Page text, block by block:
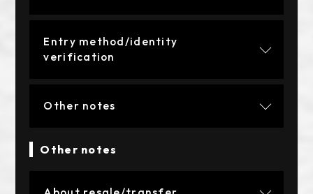
Entry method/identity
verification
Other notes
Other notes